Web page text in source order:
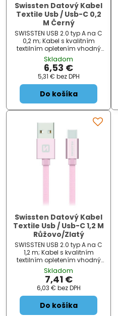
Swissten Datový Kabel
Textile Usb / Usb-C 0,2
M Černý
SWISSTEN USB 2.0 typ A na C
0,2 m; Kabel s kvalitním
textilním opletením vhodný
pro připojení zařízení s
konektorem USB typu C k
počítači. Podporuje nabíjení
proudem až 3 A. ZÁKLADNÍ
SPECIFIKACE;...
Skladom
6,53 €
5,31 € bez DPH
Do košíka
Swissten Datový Kabel
Textile Usb / Usb-C 1,2 M
Růžovo/Zlatý
SWISSTEN USB 2.0 typ A na C
1,2 m; Kabel s kvalitním
textilním opletením vhodný
pro připojení zařízení s
konektorem USB typu C k
počítači. Podporuje nabíjení
proudem až 3 A. ZÁKLADNÍ
SPECIFIKACE;...
Skladom
7,41 €
6,03 € bez DPH
Do košíka